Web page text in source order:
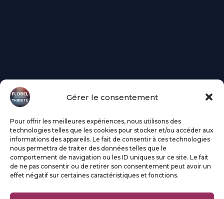
Gérer le consentement
Pour offrir les meilleures expériences, nous utilisons des
technologies telles que les cookies pour stocker et/ou accéder aux
informations des appareils. Le fait de consentir à ces technologies
nous permettra de traiter des données telles que le
comportement de navigation ou les ID uniques sur ce site. Le fait
de ne pas consentir ou de retirer son consentement peut avoir un
effet négatif sur certaines caractéristiques et fonctions.